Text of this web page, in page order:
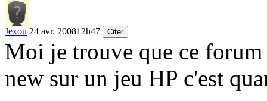
Jexou 24 avr. 200812h47 Citer
Moi je trouve que ce
new sur un jeu HP c'est